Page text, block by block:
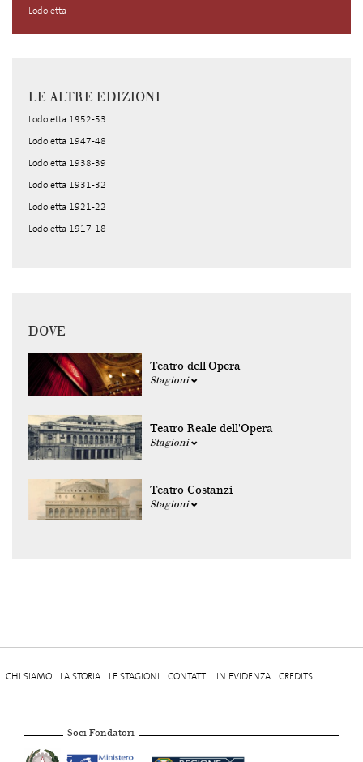
Lodoletta
LE ALTRE EDIZIONI
Lodoletta 1952-53
Lodoletta 1947-48
Lodoletta 1938-39
Lodoletta 1931-32
Lodoletta 1921-22
Lodoletta 1917-18
DOVE
Teatro dell'Opera
Stagioni
Teatro Reale dell'Opera
Stagioni
Teatro Costanzi
Stagioni
CHI SIAMO LA STORIA LE STAGIONI CONTATTI IN EVIDENZA CREDITS
Soci Fondatori